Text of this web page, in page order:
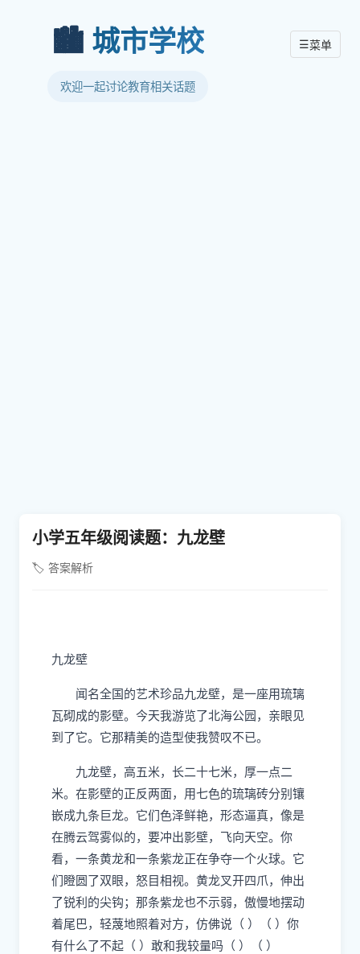
🏙️ 城市学校
欢迎一起讨论教育相关话题
☰菜单
小学五年级阅读题：九龙壁
🏷️ 答案解析
九龙壁
闻名全国的艺术珍品九龙壁，是一座用琉璃
瓦砌成的影壁。今天我游览了北海公园，亲眼见
到了它。它那精美的造型使我赞叹不已。
九龙壁，高五米，长二十七米，厚一点二
米。在影壁的正反两面，用七色的琉璃砖分别镶
嵌成九条巨龙。它们色泽鲜艳，形态逼真，像是
在腾云驾雾似的，要冲出影壁，飞向天空。你
看，一条黄龙和一条紫龙正在争夺一个火球。它
们瞪圆了双眼，怒目相视。黄龙叉开四爪，伸出
了锐利的尖钩；那条紫龙也不示弱，傲慢地摆动
着尾巴，轻蔑地照着对方，仿佛说（ ）（ ）你
有什么了不起（ ）敢和我较量吗（ ）（ ）